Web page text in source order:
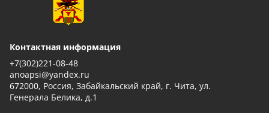
Контактная информация
+7(302)221-08-48
anoapsi@yandex.ru
672000, Россия, Забайкальский край, г. Чита, ул.
Генерала Белика, д.1